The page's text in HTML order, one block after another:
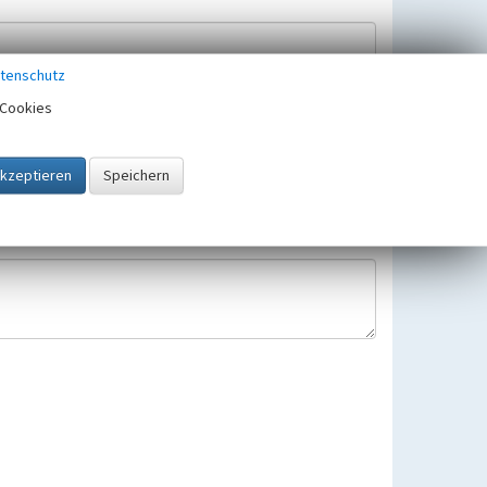
gespeichert und verwendet.
gültigen Europäischen